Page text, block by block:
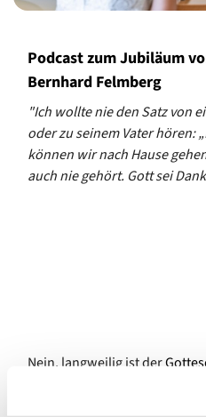
Podcast zum Jubiläum
Bernhard Felmberg
"Ich wollte nie den Satz von
oder zu seinem Vater hören:
können wir nach Hause
auch nie gehört. Gott sei
Nein, langweilig ist der
wahrlich nie. Immer mit
wird die Stunde alle 14